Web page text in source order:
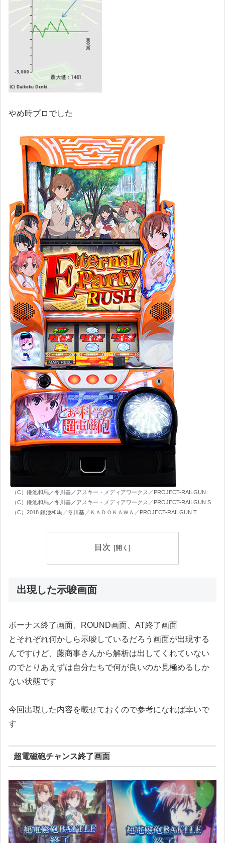
やめ時プロでした
（C）鎌池和馬／冬川基／アスキー・メディアワークス／PROJECT-RAILGUN
（C）鎌池和馬／冬川基／アスキー・メディアワークス／PROJECT-RAILGUN S
（C）2018 鎌池和馬／冬川基／ＫＡＤＯＫＡＷＡ／PROJECT-RAILGUN T
目次
出現した示唆画面
ボーナス終了画面、ROUND画面、AT終了画面
とそれぞれ何かしら示唆しているだろう画面が出現する
んですけど、藤商事さんから解析は出してくれていない
のでとりあえずは自分たちで何が良いのか見極めるしか
ない状態です
今回出現した内容を載せておくので参考になれば幸いで
す
超電磁砲チャンス終了画面